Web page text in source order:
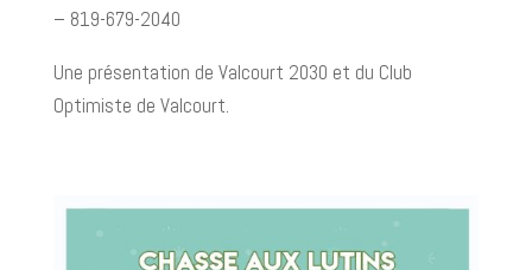
– 819-679-2040
Une présentation de Valcourt 2030 et du Club
Optimiste de Valcourt.